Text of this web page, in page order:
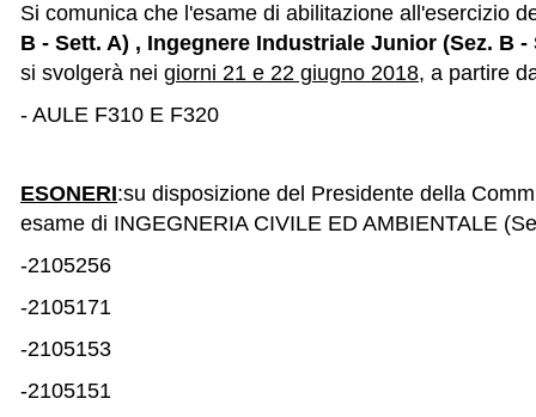
Si comunica che l'esame di abilitazione all'esercizio
B - Sett. A) , Ingegnere Industriale Junior (Sez. B -
si svolgerà nei giorni 21 e 22 giugno 2018, a partire
- AULE F310 E F320
ESONERI:su disposizione del Presidente della
esame di INGEGNERIA CIVILE ED AMBIENTALE
-2105256
-2105171
-2105153
-2105151